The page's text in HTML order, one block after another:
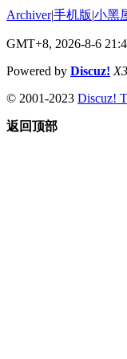
Archiver|手机版|小黑
GMT+8, 2026-8-6
Powered by Discuz!
© 2001-2023 Discuz!
返回顶部